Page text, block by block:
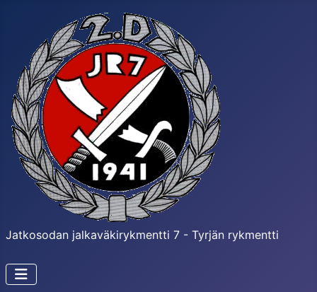
Jatkosodan jalkaväkirykmentti 7 - Tyrjän rykmentti